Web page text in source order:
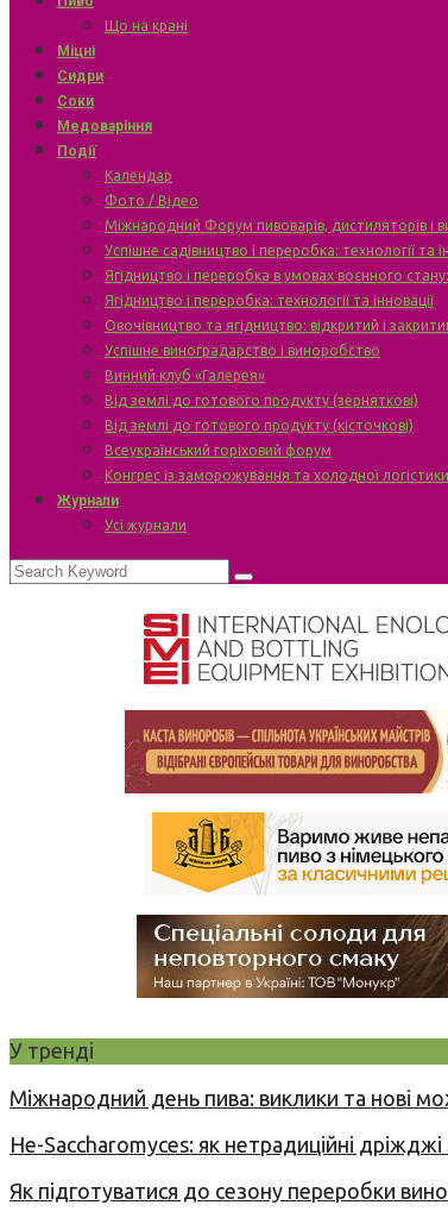
Що на крані
Міцні
Сидри
Соки
Медоваріння
Події
Календар
Фото / Відео
Міжнародний Форум пивоварів, дистиляторів і
Успішне садівництво і переробка: технології та
Ягідництво і переробка в умовах воєнного
Ягідництво і переробка: технології та інновації
Овочівництво та ягідництво: відкритий і
Успішне виноградарство і виноробство
Винний клуб «Галерея»
Від землі до готового продукту (зерняткові)
Від землі до готового продукту (кісточкові)
Всеукраїнський горіховий форум
Конгрес із заморожування та холодної логістики
Журнали
Усі журнали
У тренді
Міжнародний день пива: виклики та нові
Не-Saccharomyces: як нетрадиційні
Як підготуватися до сезону переробки